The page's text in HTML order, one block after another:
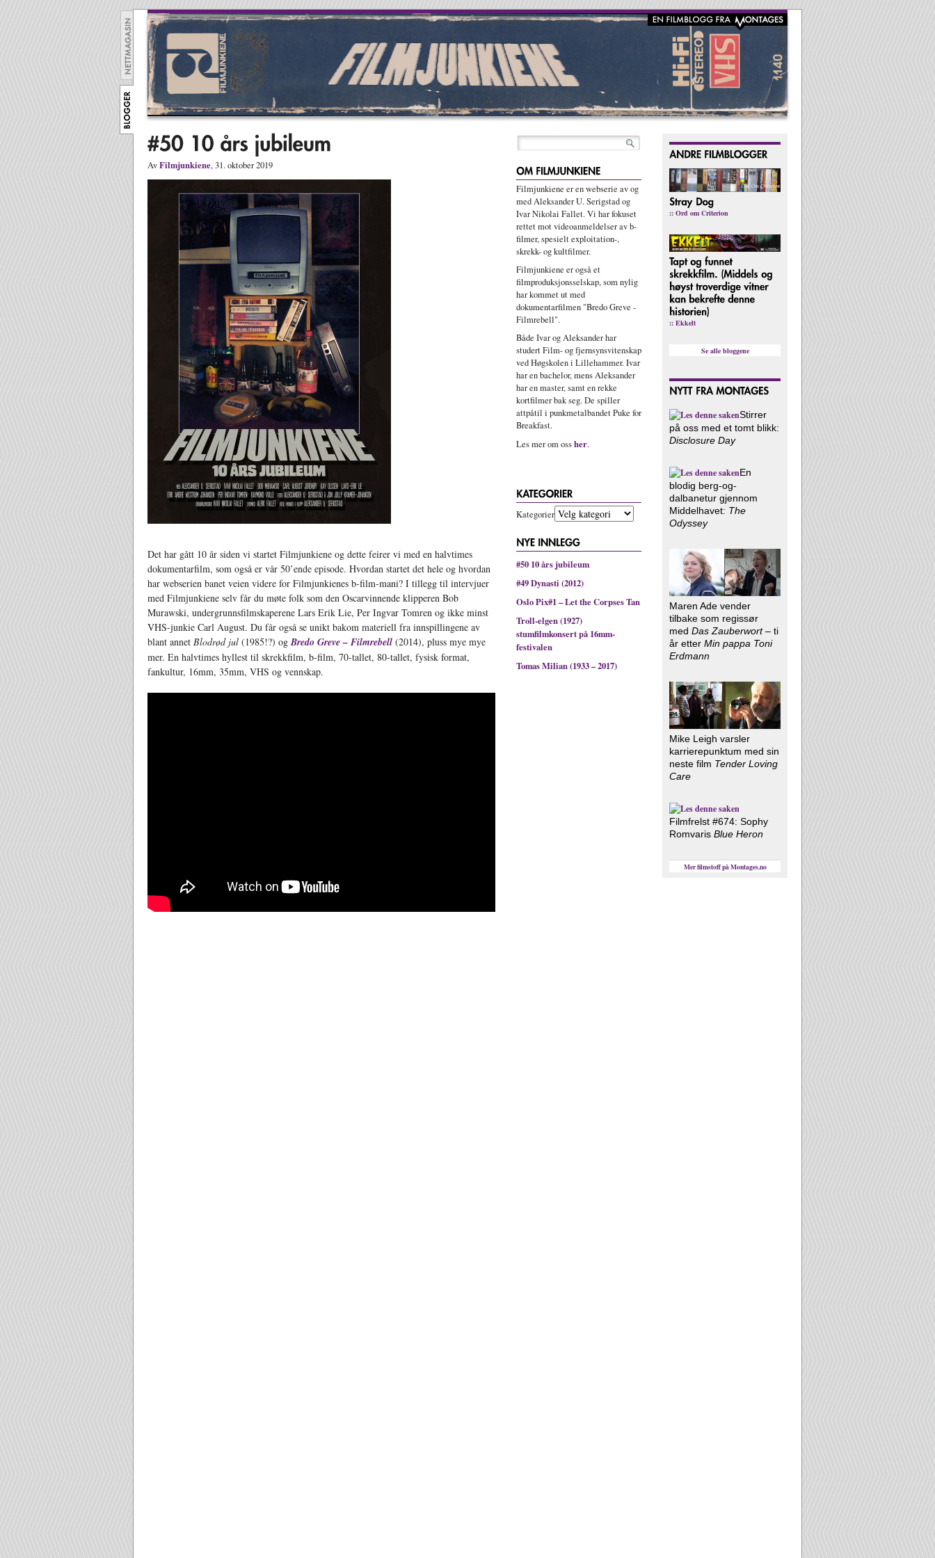
AvFilmjunkiene, 31. oktober 2019
Det har gått 10 år siden vi startet Filmjunkiene og dette feirer vi med en halvtimes
dokumentarfilm, som også er vår 50’ende episode. Hvordan startet det hele og hvordan
har webserien banet veien videre for Filmjunkienes b-film-mani? I tillegg til intervjuer
med Filmjunkiene selv får du møte folk som den Oscarvinnende klipperen Bob
Murawski, undergrunnsfilmskaperene Lars Erik Lie, Per Ingvar Tomren og ikke minst
VHS-junkie Carl August. Du får også se unikt bakom materiell fra innspillingene av
blant annet Blodrød jul (1985!?) ogBredo Greve – Filmrebell (2014), pluss mye mye
mer. En halvtimes hyllest til skrekkfilm, b-film, 70-tallet, 80-tallet, fysisk format,
fankultur, 16mm, 35mm, VHS og vennskap.
Filmjunkiene er en webserie av og
med Aleksander U. Serigstad og
Ivar Nikolai Fallet. Vi har fokuset
rettet mot videoanmeldelser av b-
filmer, spesielt exploitation-,
skrekk- og kultfilmer.
Filmjunkiene er også et
filmproduksjonsselskap, som nylig
har kommet ut med
dokumentarfilmen "Bredo Greve -
Filmrebell".
Både Ivar og Aleksander har
studert Film- og fjernsynsvitenskap
ved Høgskolen i Lillehammer. Ivar
har en bachelor, mens Aleksander
har en master, samt en rekke
kortfilmer bak seg. De spiller
attpåtil i punkmetalbandet Puke for
Breakfast.
Les mer om ossher.
Kategorier
#50 10 års jubileum
#49 Dynasti (2012)
Oslo Pix#1 – Let the Corpses Tan
Troll-elgen (1927)
stumfilmkonsert på 16mm-
festivalen
Tomas Milian (1933 – 2017)
:: Ord om Criterion
:: Ekkelt
Se alle bloggene
Stirrer
på oss med et tomt blikk:
Disclosure Day
En
blodig berg-og-
dalbanetur gjennom
Middelhavet: The
Odyssey
Maren Ade vender
tilbake som regissør
med Das Zauberwort– ti
år etter Min pappa Toni
Erdmann
Mike Leigh varsler
karrierepunktum med sin
neste film Tender Loving
Care
Filmfrelst #674: Sophy
Romvaris Blue Heron
Mer filmstoff på Montages.no